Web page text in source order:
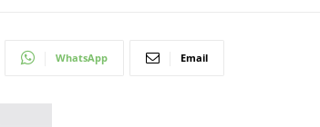
WhatsApp Email